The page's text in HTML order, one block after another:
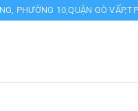
PHƯỜNG 10,QUẬN GÒ